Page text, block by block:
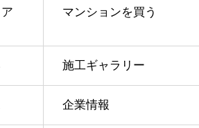
マンションを買う
施工ギャラリー
企業情報